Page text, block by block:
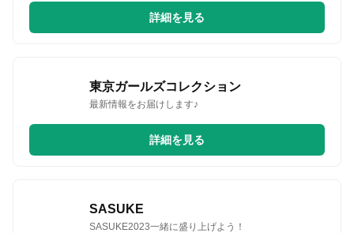
詳細を見る
東京ガールズコレクション
最新情報をお届けします♪
詳細を見る
SASUKE
SASUKE2023一緒に盛り上げよう！